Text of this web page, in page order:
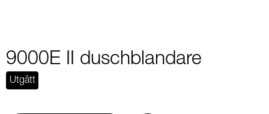
9000E II duschblandare
Utgått